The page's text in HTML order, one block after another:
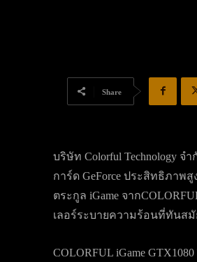
Share
บริษัท Colorful Technology
การ์ด GeForce ประสิทธิภา
ตระกูล iGame จาก
เลอร์ระบายความร้อนที่ทันส
COLORFUL iGame